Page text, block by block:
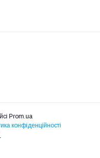
Prom.ua
конфіденційності